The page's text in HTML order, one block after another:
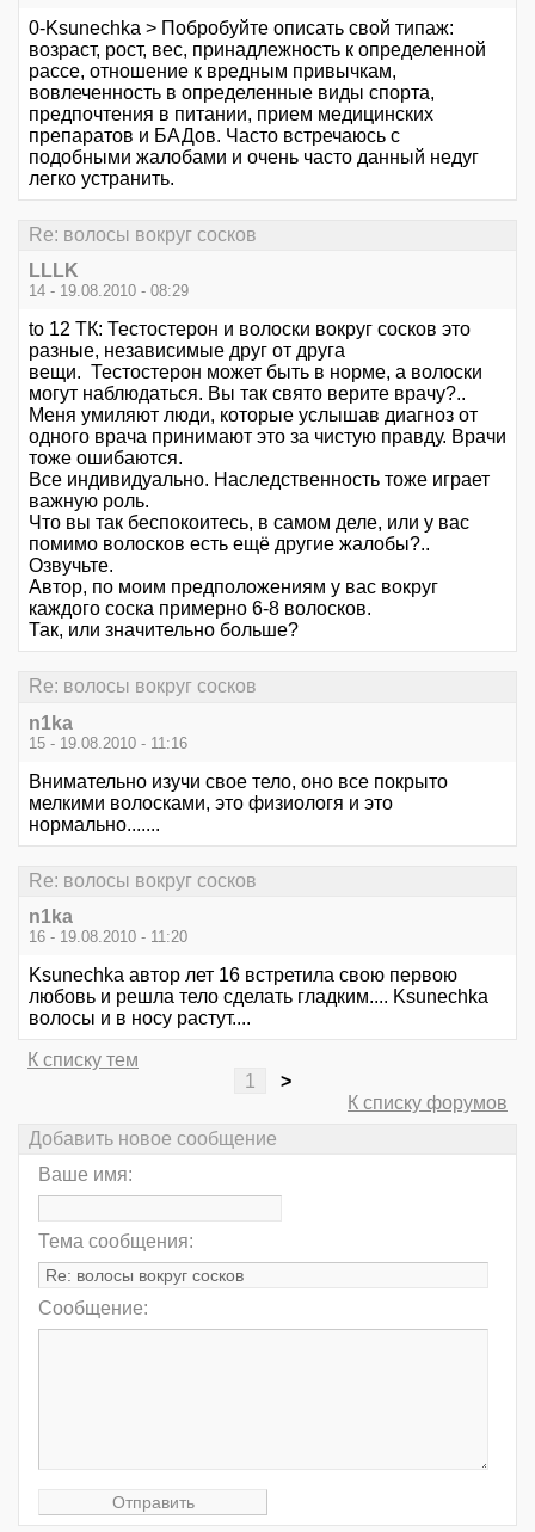
0-Ksunechka > Побробуйте описать свой типаж:
возраст, рост, вес, принадлежность к определенной
рассе, отношение к вредным привычкам,
вовлеченность в определенные виды спорта,
предпочтения в питании, прием медицинских
препаратов и БАДов. Часто встречаюсь с
подобными жалобами и очень часто данный недуг
легко устранить.
Re: волосы вокруг сосков
LLLK
14 - 19.08.2010 - 08:29
to 12 ТК: Тестостерон и волоски вокруг сосков это
разные, независимые друг от друга
вещи. Тестостерон может быть в норме, а волоски
могут наблюдаться. Вы так свято верите врачу?..
Меня умиляют люди, которые услышав диагноз от
одного врача принимают это за чистую правду. Врачи
тоже ошибаются.
Все индивидуально. Наследственность тоже играет
важную роль.
Что вы так беспокоитесь, в самом деле, или у вас
помимо волосков есть ещё другие жалобы?..
Озвучьте.
Автор, по моим предположениям у вас вокруг
каждого соска примерно 6-8 волосков.
Так, или значительно больше?
Re: волосы вокруг сосков
n1ka
15 - 19.08.2010 - 11:16
Внимательно изучи свое тело, оно все покрыто
мелкими волосками, это физиологя и это
нормально.......
Re: волосы вокруг сосков
n1ka
16 - 19.08.2010 - 11:20
Ksunechka автор лет 16 встретила свою первою
любовь и решла тело сделать гладким.... Ksunechka
волосы и в носу растут....
К списку тем
1
>
К списку форумов
Добавить новое сообщение
Ваше имя:
Тема сообщения:
Сообщение: